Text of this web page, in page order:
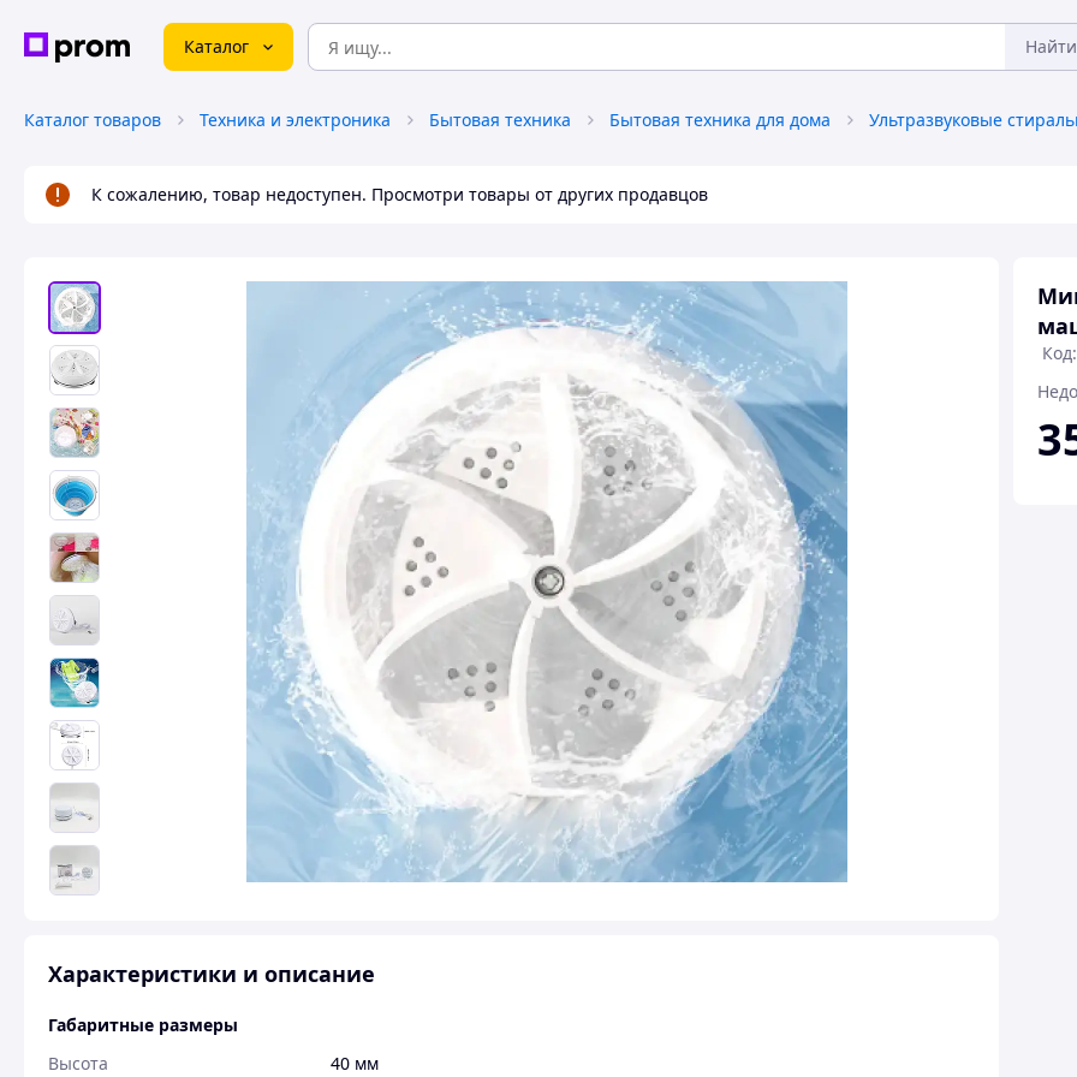
Каталог Найти
Каталог товаров Техника и электроника Бытовая техника Бытовая техника для дома
К сожалению, товар недоступен. Просмотри товары от других продавцов
Характеристики и описание
Габаритные размеры
Высота
40 мм